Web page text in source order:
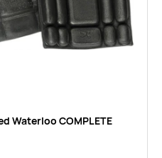
Waterloo COMPLETE